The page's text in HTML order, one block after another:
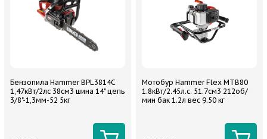
Бензопила Hammer BPL3814C
1,47кВт/2лс 38см3 шина 14" цепь
3/8"-1,3мм-52 5кг
Мотобур Hammer Flex MTB80
1.8кВт/2.45л.с. 51.7см3 212об/
мин бак 1.2л вес 9.50 кг